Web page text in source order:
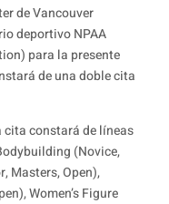
de Vancouver
deportivo NPAA
para la presente
de una doble cita
cita constará de líneas
(Novice,
Masters, Open),
Women’s Figure